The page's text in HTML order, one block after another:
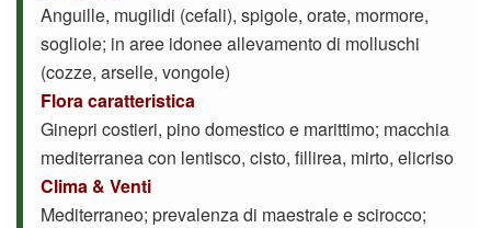
Anguille, mugilidi (cefali), spigole, orate, mormore,
sogliole; in aree idonee allevamento di molluschi
(cozze, arselle, vongole)
Flora caratteristica
Ginepri costieri, pino domestico e marittimo; macchia
mediterranea con lentisco, cisto, fillirea, mirto, elicriso
Clima & Venti
Mediterraneo; prevalenza di maestrale e scirocco;